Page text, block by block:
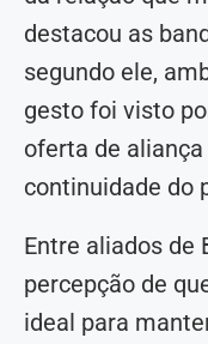
destacou as
segundo ele,
gesto foi visto
oferta de
continuidade do
Entre aliados de
percepção de
ideal para